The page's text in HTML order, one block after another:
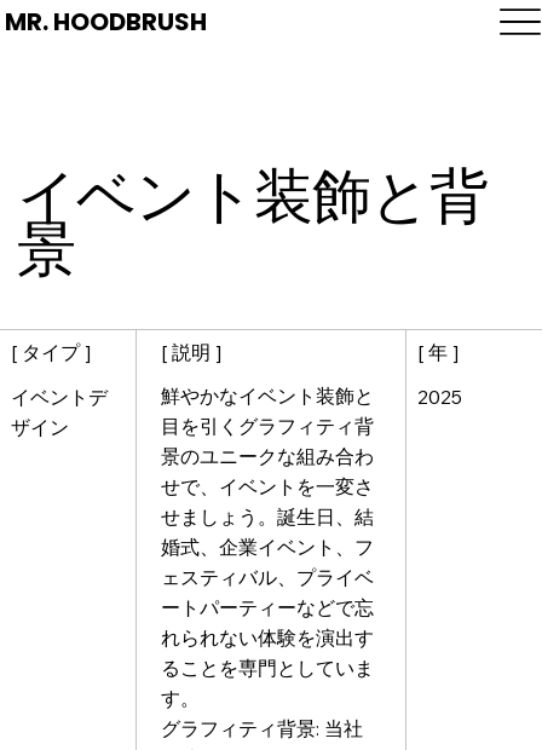
MR. HOODBRUSH
イベント装飾と背
景
[ タイプ ]
イベントデ
ザイン
[ 説明 ]
鮮やかなイベント装飾と
目を引くグラフィティ背
景のユニークな組み合わ
せで、イベントを一変さ
せましょう。誕生日、結
婚式、企業イベント、フ
ェスティバル、プライベ
ートパーティーなどで忘
れられない体験を演出す
ることを専門としていま
す。
グラフィティ背景: 当社
[ 年 ]
2025